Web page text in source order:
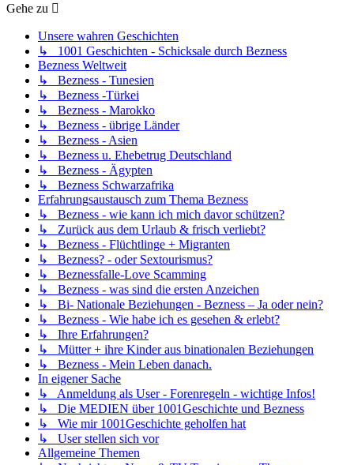
Gehe zu
Unsere wahren Geschichten
↳ 1001 Geschichten - Schicksale durch Bezness
Bezness Weltweit
↳ Bezness - Tunesien
↳ Bezness -Türkei
↳ Bezness - Marokko
↳ Bezness - übrige Länder
↳ Bezness - Asien
↳ Bezness u. Ehebetrug Deutschland
↳ Bezness - Ägypten
↳ Bezness Schwarzafrika
Erfahrungsaustausch zum Thema Bezness
↳ Bezness - wie kann ich mich davor schützen?
↳ Zurück aus dem Urlaub & frisch verliebt?
↳ Bezness - Flüchtlinge + Migranten
↳ Bezness? - oder Sextourismus?
↳ Beznessfalle-Love Scamming
↳ Bezness - was sind die ersten Anzeichen
↳ Bi- Nationale Beziehungen - Bezness – Ja oder nein?
↳ Bezness - Wie habe ich es gesehen & erlebt?
↳ Ihre Erfahrungen?
↳ Mütter + ihre Kinder aus binationalen Beziehungen
↳ Bezness - Mein Leben danach.
In eigener Sache
↳ Anmeldung als User - Forenregeln - wichtige Infos!
↳ Die MEDIEN über 1001Geschichte und Bezness
↳ Wie mir 1001Geschichte geholfen hat
↳ User stellen sich vor
Allgemeine Themen